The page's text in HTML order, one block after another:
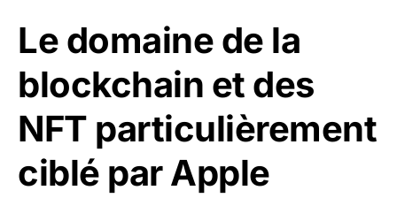
Le domaine de la
blockchain et des
NFT particulièrement
ciblé par Apple